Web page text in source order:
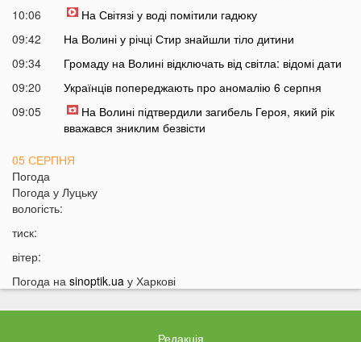
10:06
На Світязі у воді помітили гадюку
09:42
На Волині у річці Стир знайшли тіло дитини
09:34
Громаду на Волині відключать від світла: відомі дати
09:20
Українців попереджають про аномалію 6 серпня
09:05
На Волині підтвердили загибель Героя, який рік
вважався зниклим безвісти
05 СЕРПНЯ
21:32
У Луцьку зафіксували аномалію
20:21
19:51
19:20
Що категорично заборонено робити на Яблучний
Спас: повний перелік
Водіїв в Україні можуть оштрафувати на 1190 гривень
Погода
Погода у Луцьку
вологість:
тиск:
вітер:
Погода на sinoptik.ua у Харкові
Редакція